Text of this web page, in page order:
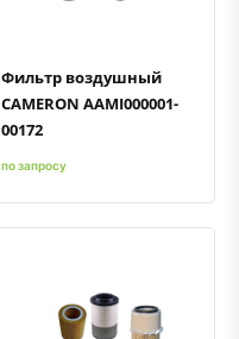
Фильтр воздушный
CAMERON AAMI000001-
00172
по запросу